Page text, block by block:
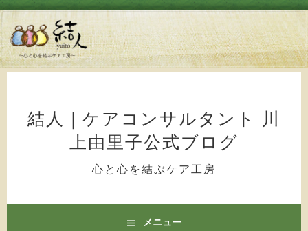
結人｜ケアコンサルタント 川
上由里子公式ブログ
心と心を結ぶケア工房
メニュー